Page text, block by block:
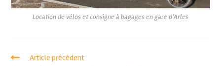
Location de vélos et consigne à bagages en gare d’Arles
Article précédent